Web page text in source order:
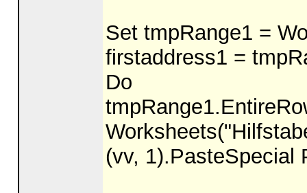
Set tmpRange1 =
firstaddress1 =
Do
(vv, 1).PasteSpecial